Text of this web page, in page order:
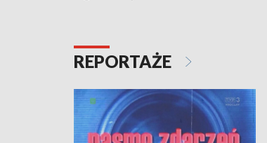
REPORTAŻE